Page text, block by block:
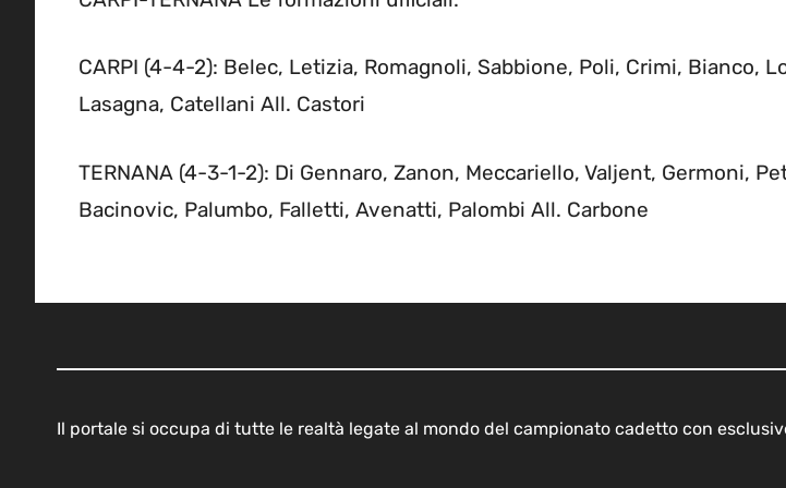
CARPI (4-4-2): Belec, Letizia, Romagnoli, Sabbione, Poli, Crimi, Bianco,
Lasagna, Catellani All. Castori
TERNANA (4-3-1-2): Di Gennaro, Zanon, Meccariello, Valjent, Germoni,
Bacinovic, Palumbo, Falletti, Avenatti, Palombi All. Carbone
Il portale si occupa di tutte le realtà legate al mondo del campionato cadetto con